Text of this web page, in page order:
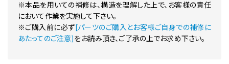
※本品を用いての補修は、構造を理解した上で、お客様の責任
において作業を実施して下さい。
※ご購入前に必ず[パーツのご購入とお客様ご自身での補修に
あたってのご注意]をお読み頂き、ご了承の上でお求め下さい。